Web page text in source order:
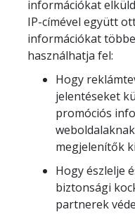
információkat
IP-címével együtt
információkat
használhatja fel:
Hogy
jelentéseket
promóciós
megjelenítők
Hogy észlelje
biztonsági
partnerek